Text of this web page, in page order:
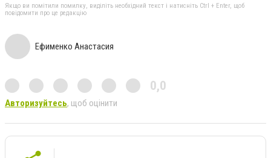
Якщо ви помітили помилку, виділіть необхідний текст і натисніть Ctrl + Enter, щоб
повідомити про це редакцію
Ефименко Анастасия
0,0
Авторизуйтесь, щоб оцінити